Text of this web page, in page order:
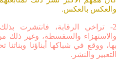
والعكس بالعكس.
2- تراخي الرقابة، فانتشرت
والاستهزاء والسفسطة، وغير ذلك من
بها، ووقع في شباكها أبناؤنا
التعبير والنشر.